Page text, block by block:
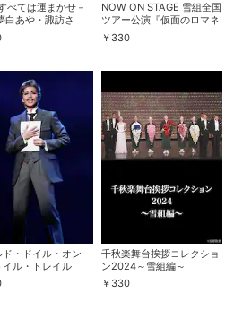
基本情報、本人連絡先、パスワード 、クレ
ジットカード情報の変更が可能です。
べては運まかせ－
白あや・諏訪さ
京」Part 1
NOW ON STAGE 雪組全国
ツアー公演『仮面のロマネ
スク』『Gato Bonito!!』
￥ 330
ド・ドイル・オン
イル・トレイル
雪組・東京・千秋
千秋楽舞台挨拶コレクショ
ン2024～雪組編～
￥ 330